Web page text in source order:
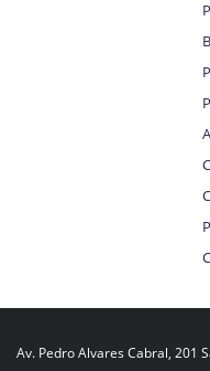
Av. Pedro Alvares Cabral, 201